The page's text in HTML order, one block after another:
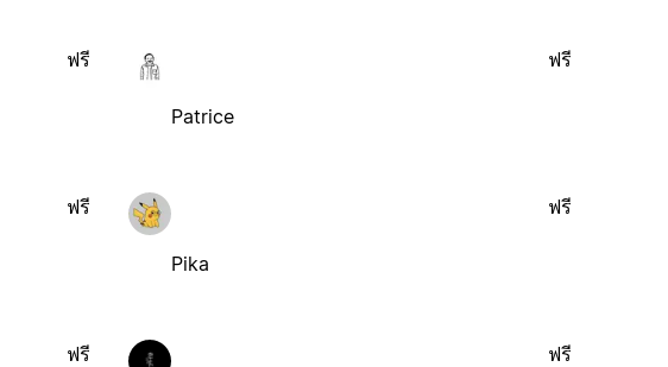
ฟรี
Patrice
ฟรี
ฟรี
Pika
ฟรี
ฟรี ฟรี